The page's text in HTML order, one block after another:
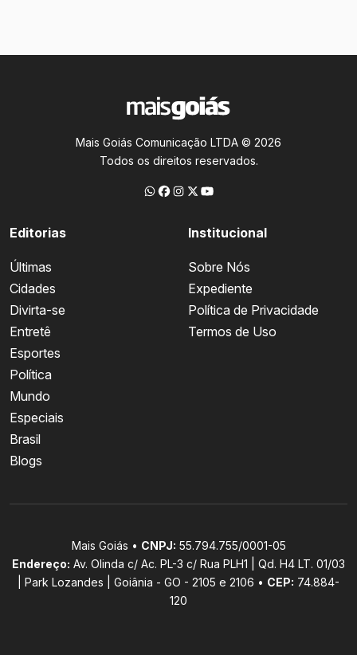
Mais Goiás Comunicação LTDA © 2026
Todos os direitos reservados.
Editorias
Últimas
Cidades
Divirta-se
Entretê
Esportes
Política
Mundo
Especiais
Brasil
Blogs
Institucional
Sobre Nós
Expediente
Política de Privacidade
Termos de Uso
Mais Goiás • CNPJ: 55.794.755/0001-05
Endereço: Av. Olinda c/ Ac. PL-3 c/ Rua PLH1 | Qd. H4 LT. 01/03
| Park Lozandes | Goiânia - GO - 2105 e 2106 • CEP: 74.884-
120